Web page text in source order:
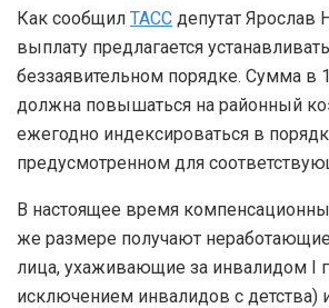
Как сообщил ТАСС депутат Ярослав
выплату предлагается
беззаявительном порядке. Сумма в
должна повышаться на районный
ежегодно индексироваться в
предусмотренном для
В настоящее время
же размере получают
лица, ухаживающие за инвалидом I
исключением инвалидов с детства)